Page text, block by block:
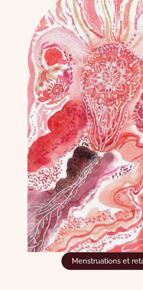
Menstruations et